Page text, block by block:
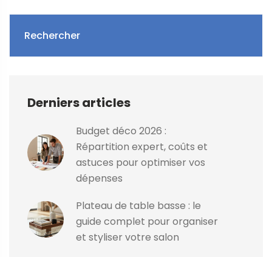
Rechercher
Derniers articles
Budget déco 2026 :
Répartition expert, coûts et
astuces pour optimiser vos
dépenses
Plateau de table basse : le
guide complet pour organiser
et styliser votre salon